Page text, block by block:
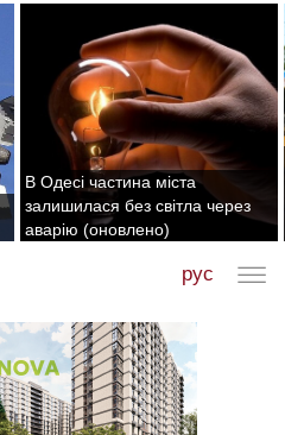
В Одесі частина міста
залишилася без світла через
аварію (оновлено)
рус